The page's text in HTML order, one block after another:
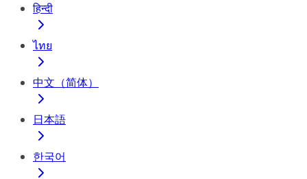
हिन्दी
ไทย
中文（简体）
日本語
한국어